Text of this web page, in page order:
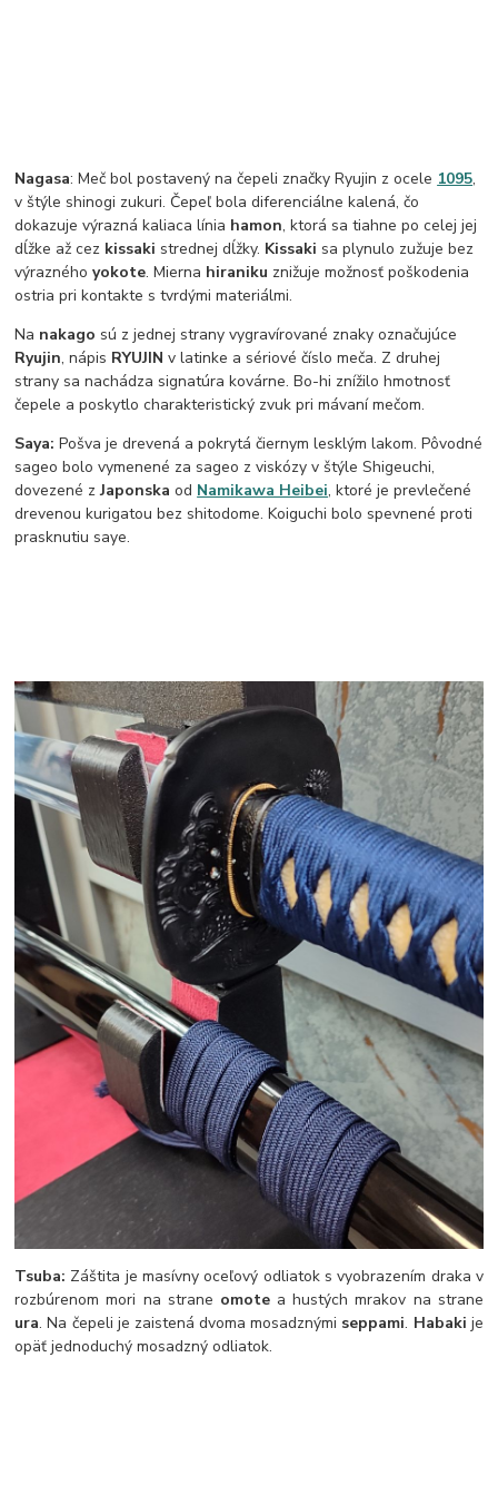
Nagasa: Meč bol postavený na čepeli značky Ryujin z ocele 1095,
v štýle shinogi zukuri. Čepeľ bola diferenciálne kalená, čo
dokazuje výrazná kaliaca línia hamon, ktorá sa tiahne po celej jej
dĺžke až cez kissaki strednej dĺžky. Kissaki sa plynulo zužuje bez
výraznéhoyokote. Mierna hiraniku znižuje možnosť poškodenia
ostria pri kontakte s tvrdými materiálmi.
Na nakago sú z jednej strany vygravírované znaky označujúce
Ryujin, nápis RYUJIN v latinke a sériové číslo meča. Z druhej
strany sa nachádza signatúra kovárne. Bo-hi znížilo hmotnosť
čepele a poskytlo charakteristický zvuk pri mávaní mečom.
Saya: Pošva je drevená a pokrytá čiernym lesklým lakom. Pôvodné
sageo bolo vymenené za sageo z viskózy v štýle Shigeuchi,
dovezené zJaponskaod Namikawa Heibei, ktoré je prevlečené
drevenou kurigatou bez shitodome. Koiguchi bolo spevnené proti
prasknutiu saye.
Tsuba: Záštita je masívny oceľový odliatok s vyobrazením draka v
rozbúrenom mori na strane omotea hustých mrakov na strane
ura. Na čepeli je zaistená dvoma mosadznými seppami. Habaki je
opäť jednoduchý mosadzný odliatok.